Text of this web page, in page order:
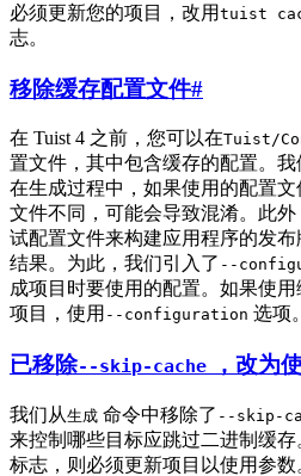
必须更新您的项目，改用 tuist
志。
移除缓存配置文件#
在 Tuist 4 之前，您可以在Tuist/
置文件，其中包含缓存的配置。
在生成过程中，如果使用的配置
文件不同，可能会导致混淆。此
试配置文件来构建应用程序的发
结果。为此，我们引入了 --
成项目时要使用的配置。如果使
项目，使用 --configuration 选项。
已移除--skip-cache ，改为
我们从生成 命令中移除了 --skip-
来控制哪些目标应跳过二进制缓存
标志，则必须更新项目以使用参数